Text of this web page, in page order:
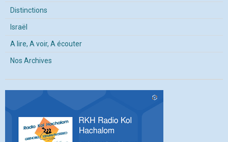
Distinctions
Israël
A lire, A voir, A écouter
Nos Archives